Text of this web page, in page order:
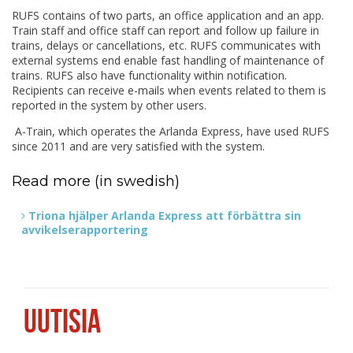
RUFS contains of two parts, an office application and an app.
Train staff and office staff can report and follow up failure in
trains, delays or cancellations, etc. RUFS communicates with
external systems end enable fast handling of maintenance of
trains. RUFS also have functionality within notification.
Recipients can receive e-mails when events related to them is
reported in the system by other users.
A-Train, which operates the Arlanda Express, have used RUFS
since 2011 and are very satisfied with the system.
Read more (in swedish)
Triona hjälper Arlanda Express att förbättra sin
avvikelserapportering
UUTISIA